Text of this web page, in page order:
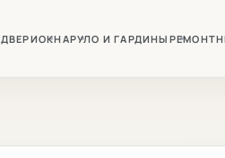
ДВЕРИОКНАРУЛО И ГАРДИНЫ